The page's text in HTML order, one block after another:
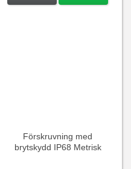
Förskruvning med
brytskydd IP68 Metrisk